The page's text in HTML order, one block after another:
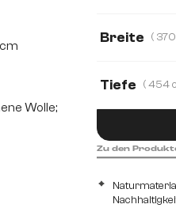
Breite
Tiefe
363 cm
Zu den
Wolle;